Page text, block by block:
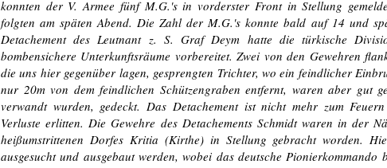
konnten der V. Armee fünf M.G.'s in vorderster Front in Stellung
folgten am späten Abend. Die Zahl der M.G.'s konnte bald auf 14 und
Detachement des Leutnant z. S. Graf Deym hatte die türkische
bombensichere Unterkunftsräume vorbereitet. Zwei von den Gewehren
die uns hier gegenüber lagen, gesprengten Trichter, wo ein feindlicher
nur 20m von dem feindlichen Schützengraben entfernt, waren aber gut
verwandt wurden, gedeckt. Das Detachement ist nicht mehr zum
Verluste erlitten. Die Gewehre des Detachements Schmidt waren in der
heißumstrittenen Dorfes Kritia (Kirthe) in Stellung gebracht worden.
ausgesucht und ausgebaut werden, wobei das deutsche